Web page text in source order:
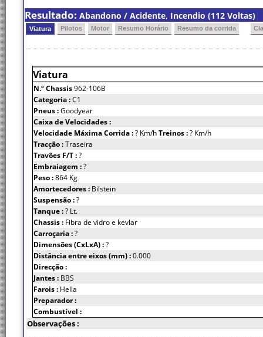
Resultado: Abandono / Acidente, Incendio (112 Voltas)
Viatura Pilotos Motor Resumo Horário Resumo da corrida
Viatura
N.º Chassis962-106B
Categoria :C1
Pneus :Goodyear
Caixa de Velocidades :
Velocidade Máxima Corrida :? Km/hTreinos :? Km/h
Tracção :Traseira
Travões F/T :?
Embraiagem :?
Peso :864 Kg
Amortecedores : Bilstein
Suspensão :?
Tanque :? Lt.
Chassis : Fibra de vidro e kevlar
Carroçaria :?
Dimensões (CxLxA) :?
Distância entre eixos (mm) :0.000
Direcção :
Jantes : BBS
Farois : Hella
Preparador :
Combustível :
Observações :